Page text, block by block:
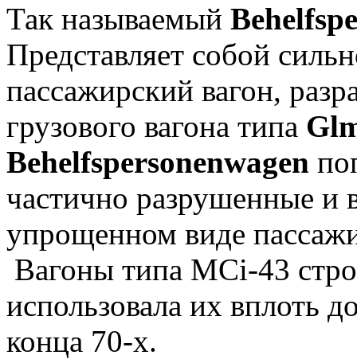
Так называемый
Представляет собой
пассажирский вагон,
грузового вагона типа
Behelfspersonenwagen
частично разрушенные и
упрощенном виде
Вагоны типа MCi-43
использовала их вплоть
конца 70-х.